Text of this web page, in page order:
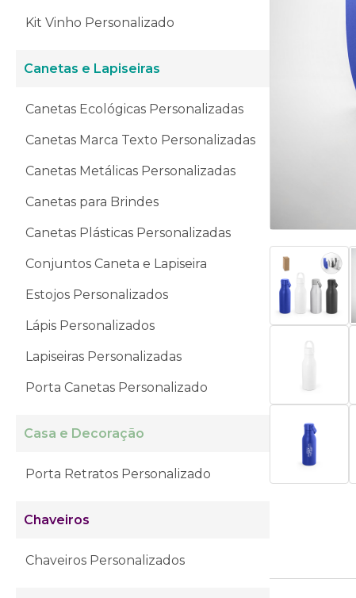
Kit Vinho Personalizado
Canetas e Lapiseiras
Canetas Ecológicas Personalizadas
Canetas Marca Texto Personalizadas
Canetas Metálicas Personalizadas
Canetas para Brindes
Canetas Plásticas Personalizadas
Conjuntos Caneta e Lapiseira
Estojos Personalizados
Lápis Personalizados
Lapiseiras Personalizadas
Porta Canetas Personalizado
Casa e Decoração
Porta Retratos Personalizado
Chaveiros
Chaveiros Personalizados